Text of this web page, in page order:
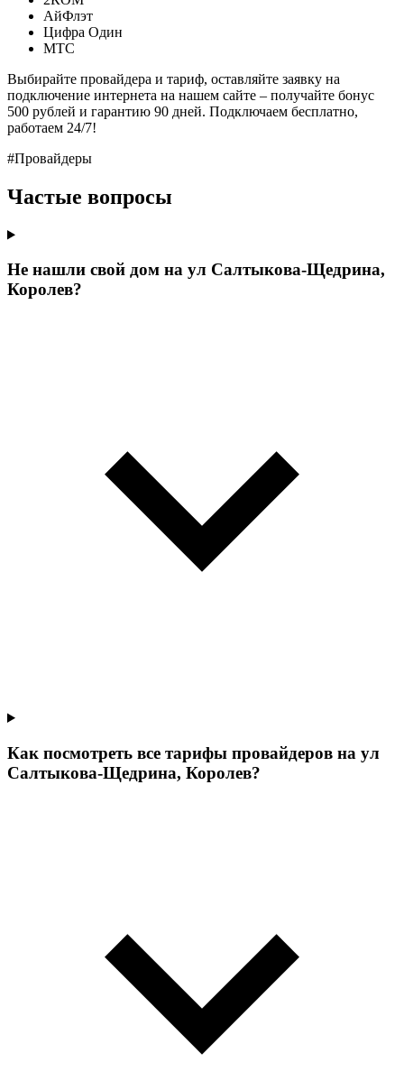
АйФлэт
Цифра Один
МТС
Выбирайте провайдера и тариф, оставляйте заявку на
подключение интернета на нашем сайте – получайте бонус
500 рублей и гарантию 90 дней. Подключаем бесплатно,
работаем 24/7!
#Провайдеры
Частые вопросы
Не нашли свой дом на ул Салтыкова-Щедрина,
Королев?
Как посмотреть все тарифы провайдеров на ул
Салтыкова-Щедрина, Королев?